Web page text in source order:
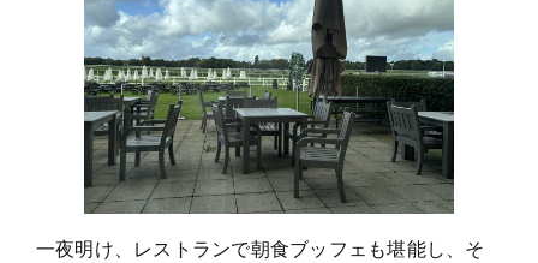
一夜明け、レストランで朝食ブッフェも堪能し、そ